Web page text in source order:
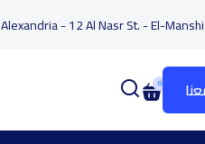
Alexandria - 12 Al Nasr St. - El-
0